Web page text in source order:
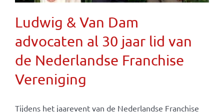
Ludwig & Van Dam
advocaten al 30 jaar lid van
de Nederlandse Franchise
Vereniging
Tijdens het jaarevent van de Nederlandse Franchise